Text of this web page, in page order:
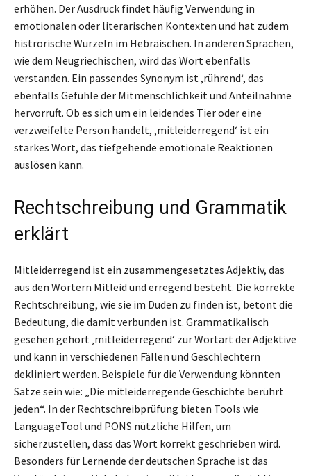
erhöhen. Der Ausdruck findet häufig Verwendung in
emotionalen oder literarischen Kontexten und hat zudem
histrorische Wurzeln im Hebräischen. In anderen Sprachen,
wie dem Neugriechischen, wird das Wort ebenfalls
verstanden. Ein passendes Synonym ist ‚rührend‘, das
ebenfalls Gefühle der Mitmenschlichkeit und Anteilnahme
hervorruft. Ob es sich um ein leidendes Tier oder eine
verzweifelte Person handelt, ‚mitleiderregend‘ ist ein
starkes Wort, das tiefgehende emotionale Reaktionen
auslösen kann.
Rechtschreibung und Grammatik
erklärt
Mitleiderregend ist ein zusammengesetztes Adjektiv, das
aus den Wörtern Mitleid und erregend besteht. Die korrekte
Rechtschreibung, wie sie im Duden zu finden ist, betont die
Bedeutung, die damit verbunden ist. Grammatikalisch
gesehen gehört ‚mitleiderregend‘ zur Wortart der Adjektive
und kann in verschiedenen Fällen und Geschlechtern
dekliniert werden. Beispiele für die Verwendung könnten
Sätze sein wie: „Die mitleiderregende Geschichte berührt
jeden“. In der Rechtschreibprüfung bieten Tools wie
LanguageTool und PONS nützliche Hilfen, um
sicherzustellen, dass das Wort korrekt geschrieben wird.
Besonders für Lernende der deutschen Sprache ist das